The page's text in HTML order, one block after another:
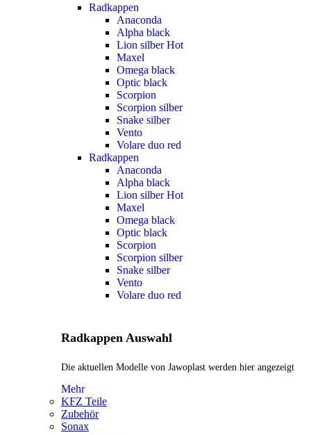
Radkappen
Anaconda
Alpha black
Lion silberHot
Maxel
Omega black
Optic black
Scorpion
Scorpion silber
Snake silber
Vento
Volare duo red
Radkappen
Anaconda
Alpha black
Lion silberHot
Maxel
Omega black
Optic black
Scorpion
Scorpion silber
Snake silber
Vento
Volare duo red
Radkappen Auswahl
Die aktuellen Modelle von Jawoplast werden hier angezeigt
Mehr
KFZ Teile
Zubehör
Sonax